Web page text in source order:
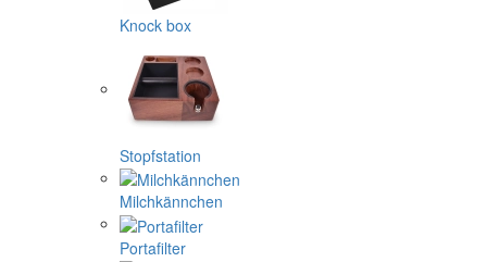
Knock box
Stopfstation
Milchkännchen
Portafilter